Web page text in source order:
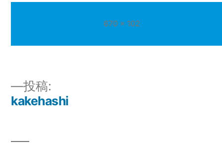
フ
670 × 102
投
稿
投稿:
kakehashi